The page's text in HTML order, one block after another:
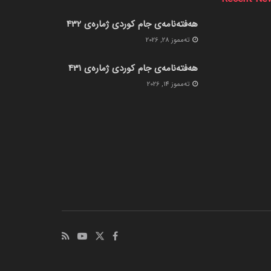
هەفتەنامەی جام کوردی ژمارەی 432
ته‌مموز 28, 2026
هەفتەنامەی جام کوردی ژمارەی 431
ته‌مموز 14, 2026